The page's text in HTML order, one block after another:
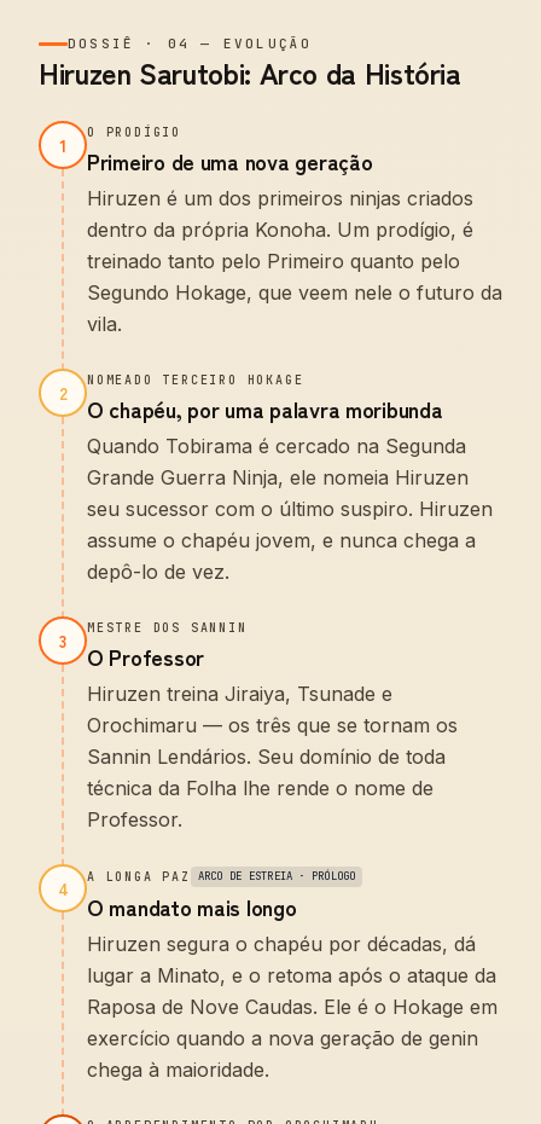
DOSSIÊ · 04 — EVOLUÇÃO
Hiruzen Sarutobi: Arco da História
1
O PRODÍGIO
Primeiro de uma nova geração
Hiruzen é um dos primeiros ninjas criados
dentro da própria Konoha. Um prodígio, é
treinado tanto pelo Primeiro quanto pelo
Segundo Hokage, que veem nele o futuro da
vila.
2
NOMEADO TERCEIRO HOKAGE
O chapéu, por uma palavra moribunda
Quando Tobirama é cercado na Segunda
Grande Guerra Ninja, ele nomeia Hiruzen
seu sucessor com o último suspiro. Hiruzen
assume o chapéu jovem, e nunca chega a
depô-lo de vez.
3
MESTRE DOS SANNIN
O Professor
Hiruzen treina Jiraiya, Tsunade e
Orochimaru — os três que se tornam os
Sannin Lendários. Seu domínio de toda
técnica da Folha lhe rende o nome de
Professor.
4 A LONGA PAZ ARCO DE ESTREIA · PRÓLOGO
O mandato mais longo
Hiruzen segura o chapéu por décadas, dá
lugar a Minato, e o retoma após o ataque da
Raposa de Nove Caudas. Ele é o Hokage em
exercício quando a nova geração de genin
chega à maioridade.